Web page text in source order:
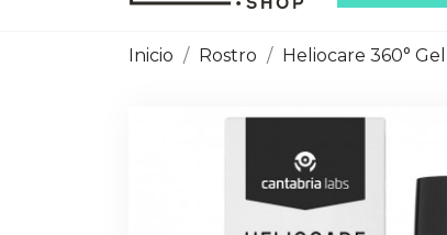
Inicio Rostro Heliocare 360°